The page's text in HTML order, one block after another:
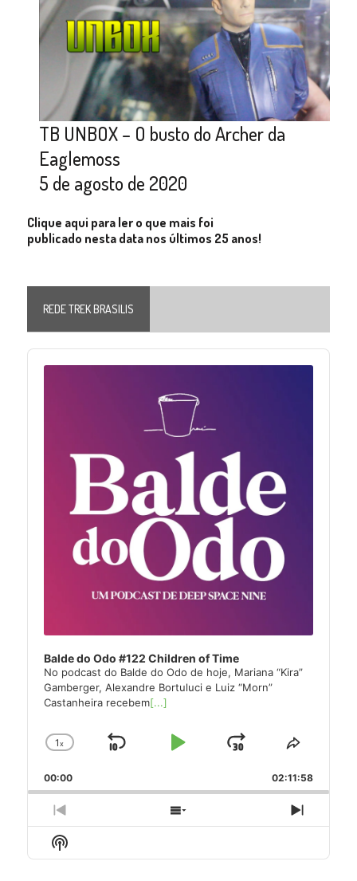
TB UNBOX – O busto do Archer da
Eaglemoss
5 de agosto de 2020
Clique aqui para ler o que mais foi
publicado nesta data nos últimos 25 anos!
REDE TREK BRASILIS
Audio
Player
Balde do Odo #122 Children of Time
No podcast do Balde do Odo de hoje, Mariana “Kira”
Gamberger, Alexandre Bortuluci e Luiz “Morn”
Castanheira recebem[...]
Change
Rate
1x
Skip
Play
Jump
Forward
Share
Episode
00:00 02:11:58
Previous
Episode
Show
Episodes
Next
Episode
Show
Podcast